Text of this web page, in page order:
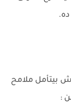
بيتأمل ملامح
: